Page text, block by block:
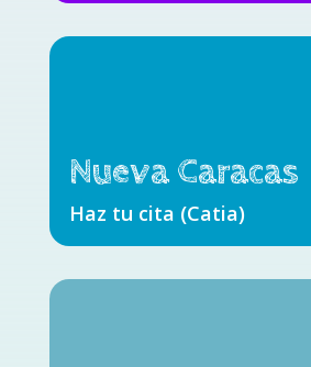
Nueva Caracas
Haz tu cita (Catia)